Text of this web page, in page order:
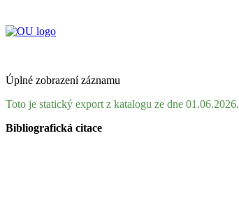
Úplné zobrazení záznamu
Toto je statický export z katalogu ze dne 01.06.2026.
Bibliografická citace